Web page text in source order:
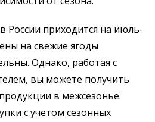
России приходится на июль-
на свежие ягоды
Однако, работая с
вы можете получить
в межсезонье.
с учетом сезонных